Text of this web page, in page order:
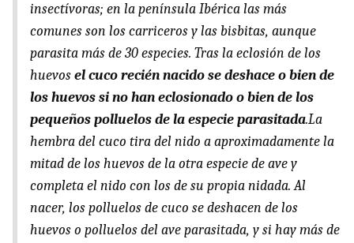
insectívoras; en la península Ibérica las más
comunes son los carriceros y las bisbitas, aunque
parasita más de 30 especies. Tras la eclosión de los
huevosel cuco recién nacido se deshace o bien de
los huevos si no han eclosionado o bien de los
pequeños polluelos de la especie parasitada.La
hembra del cuco tira del nido a aproximadamente la
mitad de los huevos de la otra especie de ave y
completa el nido con los de su propia nidada. Al
nacer, los polluelos de cuco se deshacen de los
huevos o polluelos del ave parasitada, y si hay más de